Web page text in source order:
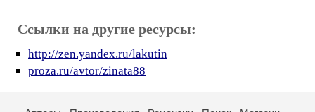
Ссылки на другие ресурсы:
http://zen.yandex.ru/lakutin
proza.ru/avtor/zinata88